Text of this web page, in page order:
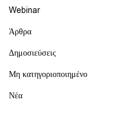
Webinar
Άρθρα
Δημοσιεύσεις
Μη κατηγοριοποιημένο
Νέα